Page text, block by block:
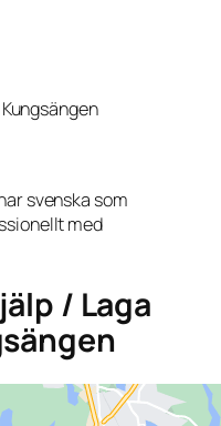
svenska som
med
/ Laga